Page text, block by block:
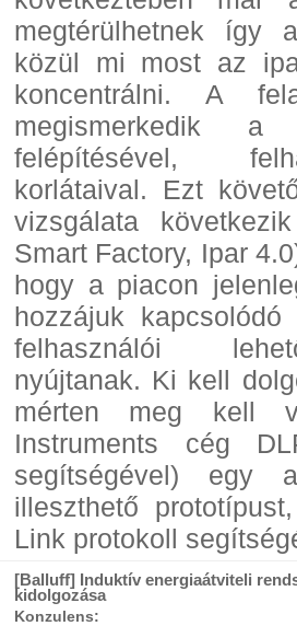
megtérülhetnek így
közül mi most az
koncentrálni. A
megismerkedik a
felépítésével,
korlátaival. Ezt
vizsgálata
Smart Factory, Ipar
hogy a piacon
hozzájuk
felhasználói
nyújtanak. Ki kell
mérten meg kell
Instruments cég
segítségével) egy
illeszthető
Link protokoll
[Balluff] Induktív energiaátviteli
kidolgozása
Konzulens: